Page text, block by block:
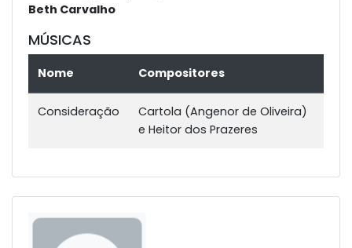
Beth Carvalho
MÚSICAS
Nome Compositores
Consideração
Cartola (Angenor de Oliveira)
e Heitor dos Prazeres